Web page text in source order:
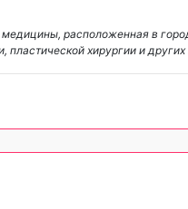
расположенная в
пластической хирургии и